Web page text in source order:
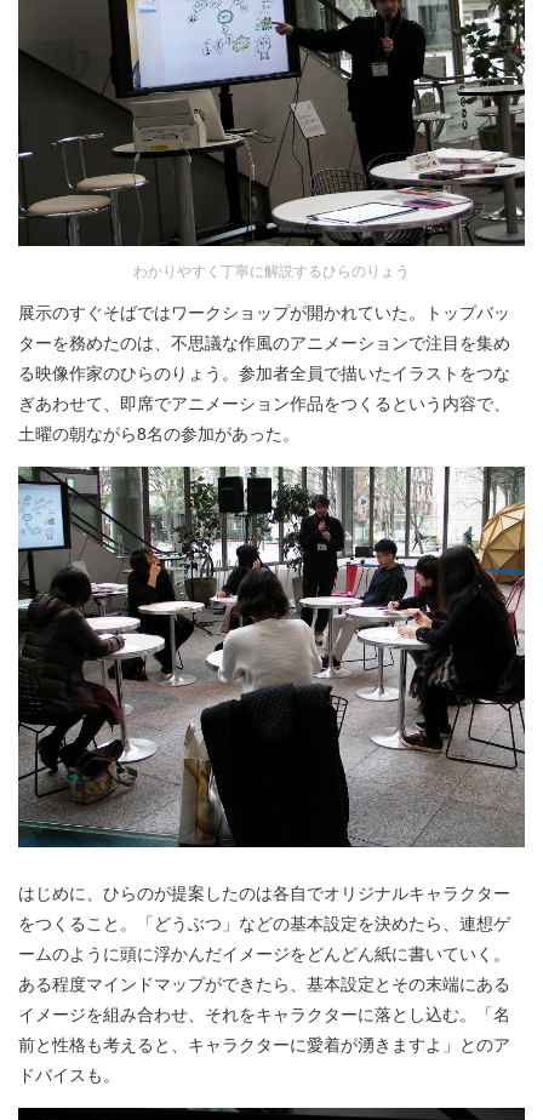
わかりやすく丁寧に解説するひらのりょう
展示のすぐそばではワークショップが開かれていた。トップバッ
ターを務めたのは、不思議な作風のアニメーションで注目を集め
る映像作家のひらのりょう。参加者全員で描いたイラストをつな
ぎあわせて、即席でアニメーション作品をつくるという内容で、
土曜の朝ながら8名の参加があった。
はじめに、ひらのが提案したのは各自でオリジナルキャラクター
をつくること。「どうぶつ」などの基本設定を決めたら、連想ゲ
ームのように頭に浮かんだイメージをどんどん紙に書いていく。
ある程度マインドマップができたら、基本設定とその末端にある
イメージを組み合わせ、それをキャラクターに落とし込む。「名
前と性格も考えると、キャラクターに愛着が湧きますよ」とのア
ドバイスも。